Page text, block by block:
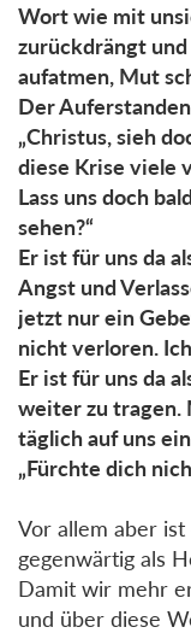
Wort wie mit
zurückdrängt
aufatmen, Mut
Der
„Christus, sieh
diese Krise viele
Lass uns doch
sehen?“
Er ist für uns da
Angst und
jetzt nur ein
nicht verloren.
Er ist für uns da
weiter zu tragen.
täglich auf uns
„Fürchte dich
Vor allem aber
gegenwärtig als
Damit wir mehr
und über diese